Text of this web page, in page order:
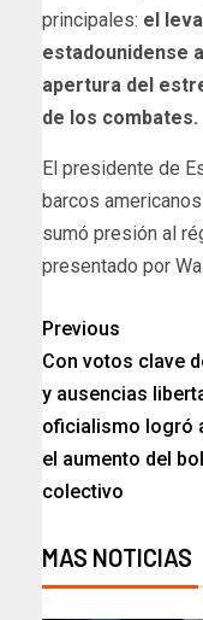
principales: el
estadounidense
apertura del
de los combates.
​El presidente de
barcos
sumó presión al
presentado por
Previous
Con votos clave
y ausencias
oficialismo logró
el aumento del
colectivo​
MAS NOTICIAS